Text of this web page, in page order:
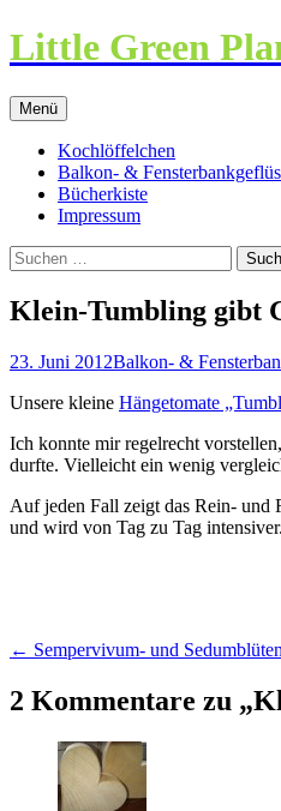
Little Green
Menü Zum
Inhalt
springen
Kochlöffelchen
Balkon- &
Bücherkiste
Impressum
Suchen
nach:
Klein-Tumbling gibt
23. Juni 2012Balkon- &
Unsere kleine Hängetomate
Ich konnte mir regelrecht
durfte. Vielleicht ein wenig
Auf jeden Fall zeigt das Rein- und
und wird von Tag zu Tag
Beitragsnavigation
← Sempervivum- und
2 Kommentare zu „